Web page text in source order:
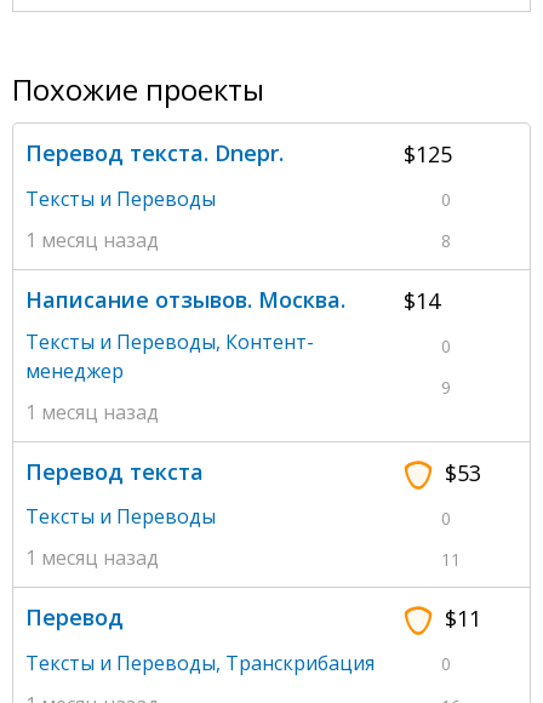
Похожие проекты
$125
0
8
Перевод текста. Dnepr.
Тексты и Переводы
1 месяц назад
$14
0
9
Написание отзывов. Москва.
Тексты и Переводы, Контент-
менеджер
1 месяц назад
$53
0
11
Перевод текста
Тексты и Переводы
1 месяц назад
$11
0
Перевод
Тексты и Переводы, Транскрибация